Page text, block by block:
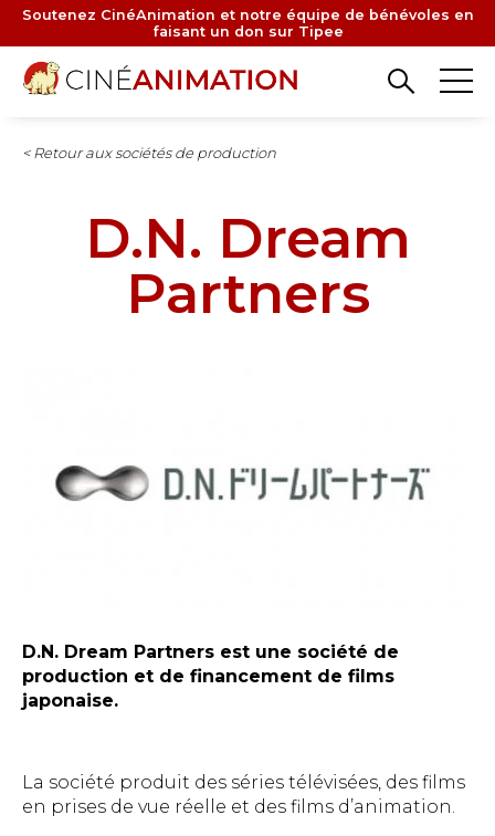
Aller
contenu
principal
Soutenez CinéAnimation et notre équipe de bénévoles en
faisant un don sur Tipee
< Retour aux sociétés de production
D.N. Dream
Partners
D.N. Dream Partners est une société de
production et de financement de films
japonaise.
La société produit des séries télévisées, des films
en prises de vue réelle et des films d’animation.